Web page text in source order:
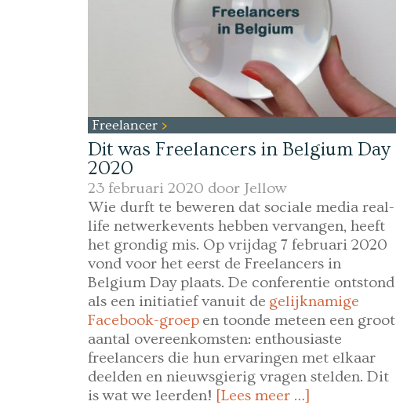
Freelancer
Dit was Freelancers in Belgium Day
2020
23 februari 2020 door Jellow
Wie durft te beweren dat sociale media real-
life netwerkevents hebben vervangen, heeft
het grondig mis. Op vrijdag 7 februari 2020
vond voor het eerst de Freelancers in
Belgium Day plaats. De conferentie ontstond
als een initiatief vanuit de gelijknamige
Facebook-groep en toonde meteen een groot
aantal overeenkomsten: enthousiaste
freelancers die hun ervaringen met elkaar
deelden en nieuwsgierig vragen stelden. Dit
is wat we leerden! [Lees meer …]